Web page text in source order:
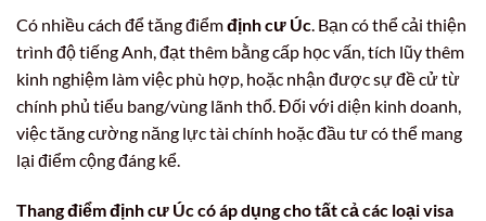
Có nhiều cách để tăng điểmđịnh cư Úc. Bạn có thể cải thiện
trình độ tiếng Anh, đạt thêm bằng cấp học vấn, tích lũy thêm
kinh nghiệm làm việc phù hợp, hoặc nhận được sự đề cử từ
chính phủ tiểu bang/vùng lãnh thổ. Đối với diện kinh doanh,
việc tăng cường năng lực tài chính hoặc đầu tư có thể mang
lại điểm cộng đáng kể.
Thang điểm định cư Úc có áp dụng cho tất cả các loại visa